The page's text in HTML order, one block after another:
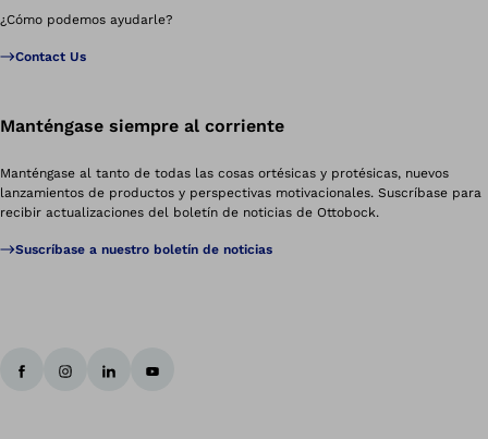
¿Cómo podemos ayudarle?
Contact Us
Manténgase siempre al corriente
Manténgase al tanto de todas las cosas ortésicas y protésicas, nuevos
lanzamientos de productos y perspectivas motivacionales. Suscríbase para
recibir actualizaciones del boletín de noticias de Ottobock.
Suscríbase a nuestro boletín de noticias